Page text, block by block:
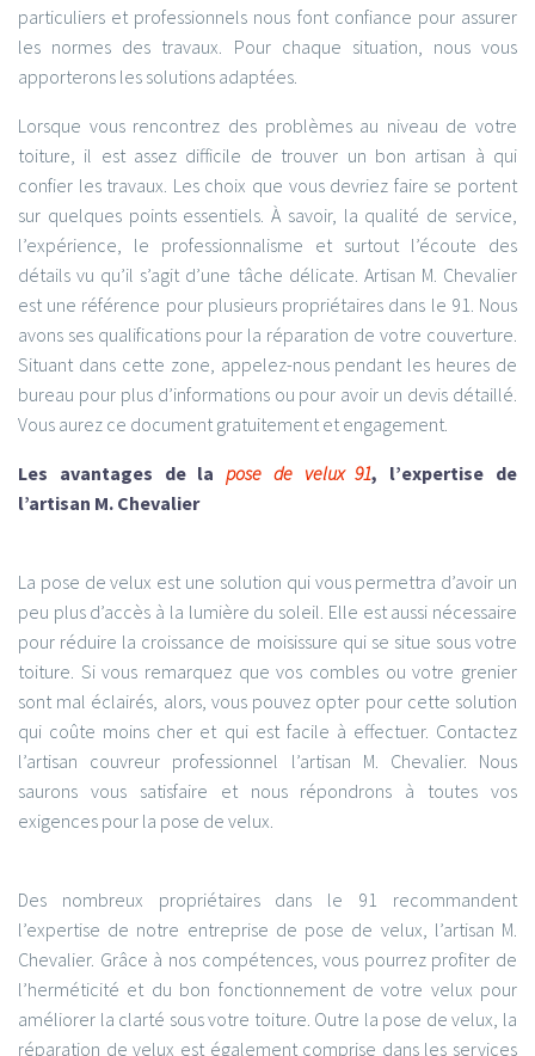
particuliers et professionnels nous font confiance pour assurer
les normes des travaux. Pour chaque situation, nous vous
apporterons les solutions adaptées.
Lorsque vous rencontrez des problèmes au niveau de votre
toiture, il est assez difficile de trouver un bon artisan à qui
confier les travaux. Les choix que vous devriez faire se portent
sur quelques points essentiels. À savoir, la qualité de service,
l’expérience, le professionnalisme et surtout l’écoute des
détails vu qu’il s’agit d’une tâche délicate. Artisan M. Chevalier
est une référence pour plusieurs propriétaires dans le 91. Nous
avons ses qualifications pour la réparation de votre couverture.
Situant dans cette zone, appelez-nous pendant les heures de
bureau pour plus d’informations ou pour avoir un devis détaillé.
Vous aurez ce document gratuitement et engagement.
Les avantages de la pose de velux 91, l’expertise de
l’artisan M. Chevalier
La pose de velux est une solution qui vous permettra d’avoir un
peu plus d’accès à la lumière du soleil. Elle est aussi nécessaire
pour réduire la croissance de moisissure qui se situe sous votre
toiture. Si vous remarquez que vos combles ou votre grenier
sont mal éclairés, alors, vous pouvez opter pour cette solution
qui coûte moins cher et qui est facile à effectuer. Contactez
l’artisan couvreur professionnel l’artisan M. Chevalier. Nous
saurons vous satisfaire et nous répondrons à toutes vos
exigences pour la pose de velux.
Des nombreux propriétaires dans le 91 recommandent
l’expertise de notre entreprise de pose de velux, l’artisan M.
Chevalier. Grâce à nos compétences, vous pourrez profiter de
l’herméticité et du bon fonctionnement de votre velux pour
améliorer la clarté sous votre toiture. Outre la pose de velux, la
réparation de velux est également comprise dans les services